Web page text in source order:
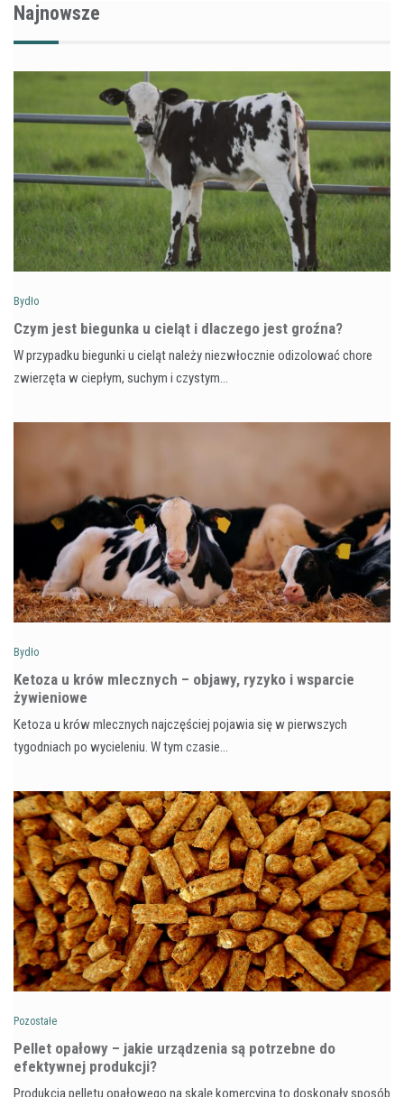
Najnowsze
Bydło
Czym jest biegunka u cieląt i dlaczego jest groźna?
W przypadku biegunki u cieląt należy niezwłocznie odizolować chore
zwierzęta w ciepłym, suchym i czystym…
Bydło
Ketoza u krów mlecznych – objawy, ryzyko i wsparcie
żywieniowe
Ketoza u krów mlecznych najczęściej pojawia się w pierwszych
tygodniach po wycieleniu. W tym czasie…
Pozostałe
Pellet opałowy – jakie urządzenia są potrzebne do
efektywnej produkcji?
Produkcja pelletu opałowego na skalę komercyjną to doskonały sposób